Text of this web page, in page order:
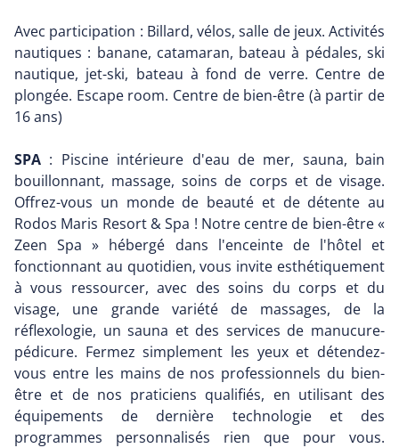
Avec participation : Billard, vélos, salle de jeux. Activités
nautiques : banane, catamaran, bateau à pédales, ski
nautique, jet-ski, bateau à fond de verre. Centre de
plongée. Escape room. Centre de bien-être (à partir de
16 ans)
SPA : Piscine intérieure d'eau de mer, sauna, bain
bouillonnant, massage, soins de corps et de visage.
Offrez-vous un monde de beauté et de détente au
Rodos Maris Resort & Spa ! Notre centre de bien-être «
Zeen Spa » hébergé dans l'enceinte de l'hôtel et
fonctionnant au quotidien, vous invite esthétiquement
à vous ressourcer, avec des soins du corps et du
visage, une grande variété de massages, de la
réflexologie, un sauna et des services de manucure-
pédicure. Fermez simplement les yeux et détendez-
vous entre les mains de nos professionnels du bien-
être et de nos praticiens qualifiés, en utilisant des
équipements de dernière technologie et des
programmes personnalisés rien que pour vous.